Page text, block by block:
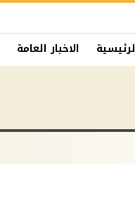
الاخبار العامة